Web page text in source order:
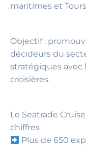
maritimes et
Objectif :
décideurs du
stratégiques avec
croisières.
Le Seatrade
chiffres
Plus de 650